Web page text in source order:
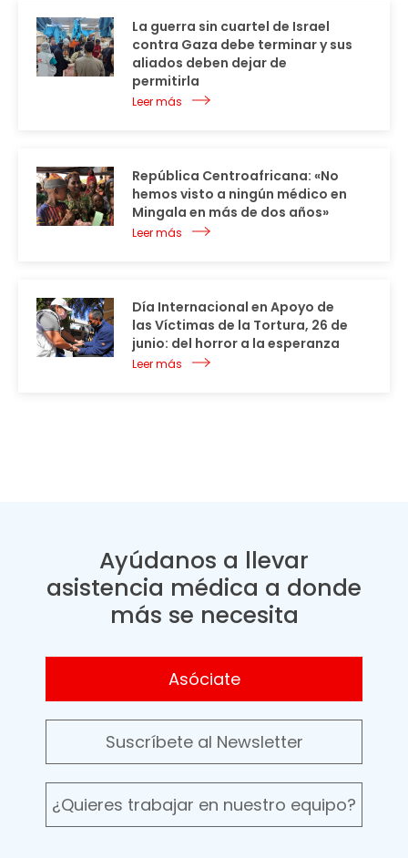
La guerra sin cuartel de Israel
contra Gaza debe terminar y sus
aliados deben dejar de
permitirla
Leer más
República Centroafricana: «No
hemos visto a ningún médico en
Mingala en más de dos años»
Leer más
Día Internacional en Apoyo de
las Víctimas de la Tortura, 26 de
junio: del horror a la esperanza
Leer más
Ayúdanos a llevar
asistencia médica a donde
más se necesita
Asóciate
Suscríbete al Newsletter
¿Quieres trabajar en nuestro equipo?